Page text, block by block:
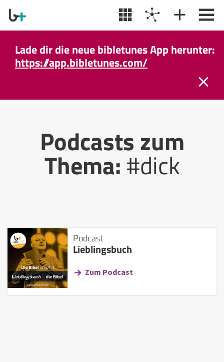
Lade dir die neue bibletunes App herunter:
https://app.bibletunes.com/
Podcasts zum
Thema:#dick
Podcast
Lieblingsbuch
Zum Podcast